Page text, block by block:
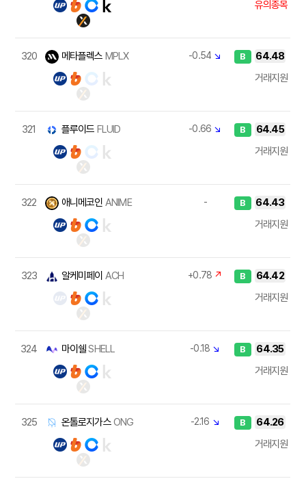
유의종목
320 메타플렉스 MPLX -0.54 ↘ B
64.48
거래지원
321 플루이드 FLUID -0.66 ↘ B
64.45
거래지원
322 애니메코인 ANIME - B
64.43
거래지원
323 알케미페이 ACH +0.78 ↗ B
64.42
거래지원
324 마이쉘SHELL -0.18 ↘ B
64.35
거래지원
325 온톨로지가스ONG -2.16 ↘ B
64.26
거래지원